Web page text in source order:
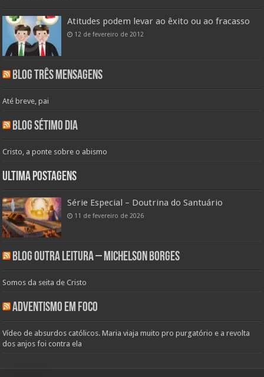
Atitudes podem levar ao êxito ou ao fracasso
12 de fevereiro de 2012
Blog Três Mensagens
Até breve, pai
Blog Sétimo Dia
Cristo, a ponte sobre o abismo
Ultima Postagens
Série Especial – Doutrina do Santuário
11 de fevereiro de 2026
Blog Outra Leitura – Michelson Borges
Somos da seita de Cristo
Adventismo em Foco
Vídeo de absurdos católicos. Maria viaja muito pro purgatório e a revolta
dos anjos foi contra ela